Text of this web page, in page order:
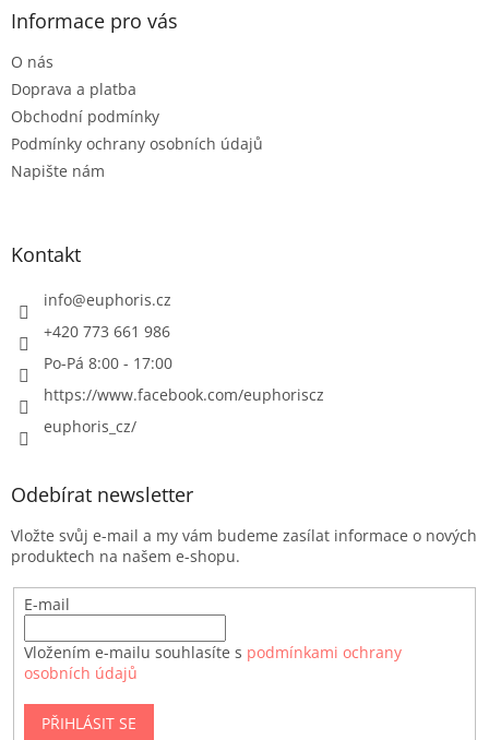
Informace pro vás
O nás
Doprava a platba
Obchodní podmínky
Podmínky ochrany osobních údajů
Napište nám
Kontakt
info@euphoris.cz
+420 773 661 986
Po-Pá 8:00 - 17:00
https://www.facebook.com/euphoriscz
euphoris_cz/
Odebírat newsletter
Vložte svůj e-mail a my vám budeme zasílat informace o nových
produktech na našem e-shopu.
E-mail
Vložením e-mailu souhlasíte s podmínkami ochrany
osobních údajů
PŘIHLÁSIT SE